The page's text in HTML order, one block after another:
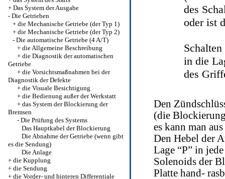
+ Das System der Ausgabe
- Die Getrieben
+ die Mechanische Getriebe (der Typ 1)
+ die Mechanische Getriebe (der Typ 2)
- Die automatische Getriebe (4 A/T)
+ die Allgemeine Beschreibung
+ die Diagnostik der automatischen
Getriebe
+ die Vorsichtsmaßnahmen bei der
Diagnostik der Defekte
+ die Visuale Besichtigung
+ die Bedienung außer der Werkstatt
+ das System der Blockierung der
Bremsen
- Die Prüfung des Systems
Das Hauptkabel der Blockierung
Die Abnahme der Getriebe (wenn gibt
es die Sendung)
Die Anlage
+ die Kupplung
+ die Sendung
+ die Vorder- und hinteren Differentiale
des
oder ist
in die
des
Den
(die
es kann man
Den Hebel der
Lage “P” in
Solenoids der
Platte hand-